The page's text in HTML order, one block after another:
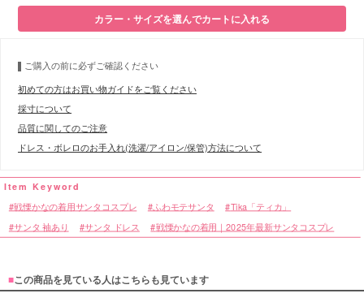
カラー・サイズを選んでカートに入れる
ご購入の前に必ずご確認ください
初めての方はお買い物ガイドをご覧ください
採寸について
品質に関してのご注意
ドレス・ボレロのお手入れ(洗濯/アイロン/保管)方法について
戦慄かなの着用サンタコスプレ ふわモテサンタ Tika「ティカ」
サンタ 袖あり サンタ ドレス 戦慄かなの着用｜2025年最新サンタコスプレ
■この商品を見ている人はこちらも見ています